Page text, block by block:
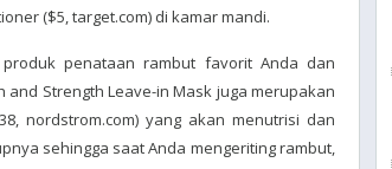
($5, target.com) di kamar mandi.
penataan rambut favorit Anda dan
Strength Leave-in Mask juga merupakan
nordstrom.com) yang akan menutrisi dan
sehingga saat Anda mengeriting rambut,